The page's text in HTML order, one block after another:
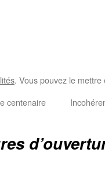
. Vous pouvez le
centenaire